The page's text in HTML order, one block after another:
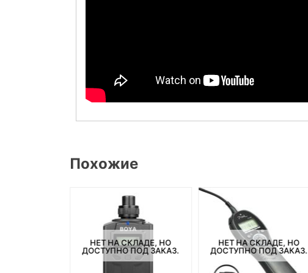
Похожие
НЕТ НА СКЛАДЕ, НО
ДОСТУПНО ПОД ЗАКАЗ.
НЕТ НА СКЛАДЕ, НО
ДОСТУПНО ПОД ЗАКАЗ.